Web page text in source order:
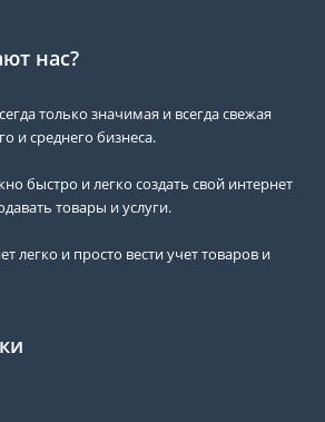
нас?
только значимая и всегда свежая
и среднего бизнеса.
быстро и легко создать свой интернет
товары и услуги.
легко и просто вести учет товаров и